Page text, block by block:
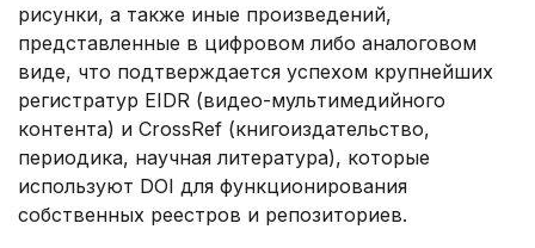
рисунки, а также иные произведений,
представленные в цифровом либо аналоговом
виде, что подтверждается успехом крупнейших
регистратур EIDR (видео-мультимедийного
контента) и CrossRef (книгоиздательство,
периодика, научная литература), которые
используют DOI для функционирования
собственных реестров и репозиториев.